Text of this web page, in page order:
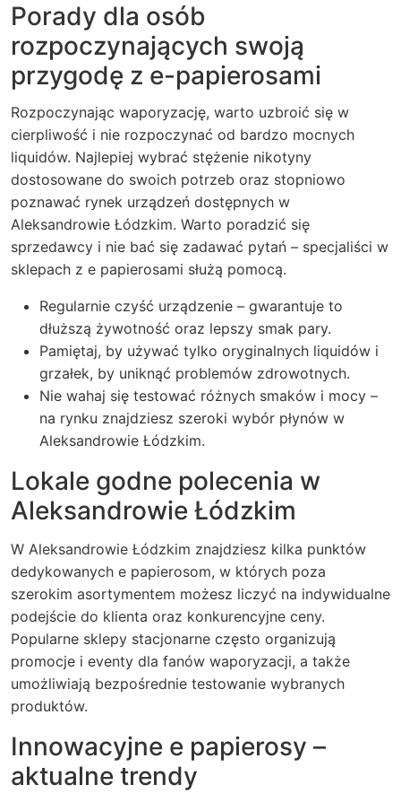
Porady dla osób
rozpoczynających swoją
przygodę z e-papierosami
Rozpoczynając waporyzację, warto uzbroić się w
cierpliwość i nie rozpoczynać od bardzo mocnych
liquidów. Najlepiej wybrać stężenie nikotyny
dostosowane do swoich potrzeb oraz stopniowo
poznawać rynek urządzeń dostępnych w
Aleksandrowie Łódzkim. Warto poradzić się
sprzedawcy i nie bać się zadawać pytań – specjaliści w
sklepach z e papierosami służą pomocą.
Regularnie czyść urządzenie – gwarantuje to
dłuższą żywotność oraz lepszy smak pary.
Pamiętaj, by używać tylko oryginalnych liquidów i
grzałek, by uniknąć problemów zdrowotnych.
Nie wahaj się testować różnych smaków i mocy –
na rynku znajdziesz szeroki wybór płynów w
Aleksandrowie Łódzkim.
Lokale godne polecenia w
Aleksandrowie Łódzkim
W Aleksandrowie Łódzkim znajdziesz kilka punktów
dedykowanych e papierosom, w których poza
szerokim asortymentem możesz liczyć na indywidualne
podejście do klienta oraz konkurencyjne ceny.
Popularne sklepy stacjonarne często organizują
promocje i eventy dla fanów waporyzacji, a także
umożliwiają bezpośrednie testowanie wybranych
produktów.
Innowacyjne e papierosy –
aktualne trendy